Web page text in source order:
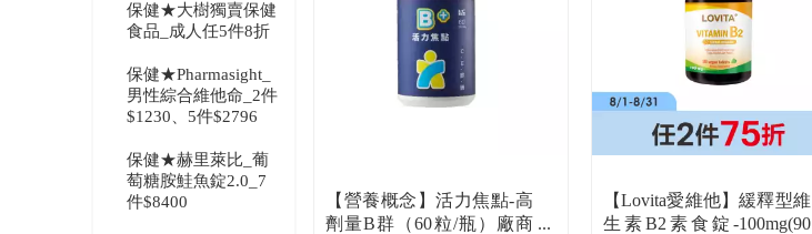
保健★大樹獨賣保健
食品_成人任5件8折
保健★Pharmasight_
男性綜合維他命_2件
$1230、5件$2796
保健★赫里萊比_葡
萄糖胺鮭魚錠2.0_7
件$8400
【營養概念】活力焦點-高
劑量B群（60粒/瓶）廠商
【Lovita愛維他】緩釋型維
生素B2素食錠-100mg(90